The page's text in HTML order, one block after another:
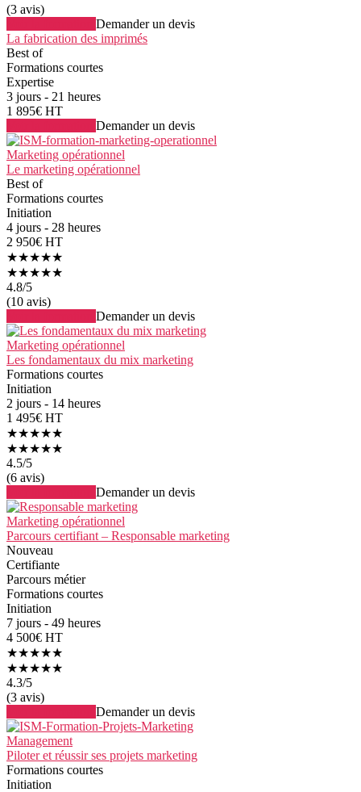
(3 avis)
Demander un devis
La fabrication des imprimés
Best of
Formations courtes
Expertise
3 jours - 21 heures
1 895€ HT
Demander un devis
Marketing opérationnel
Le marketing opérationnel
Best of
Formations courtes
Initiation
4 jours - 28 heures
2 950€ HT
★★★★★
★★★★★
4.8/5
(10 avis)
Demander un devis
Marketing opérationnel
Les fondamentaux du mix marketing
Formations courtes
Initiation
2 jours - 14 heures
1 495€ HT
★★★★★
★★★★★
4.5/5
(6 avis)
Demander un devis
Marketing opérationnel
Parcours certifiant – Responsable marketing
Nouveau
Certifiante
Parcours métier
Formations courtes
Initiation
7 jours - 49 heures
4 500€ HT
★★★★★
★★★★★
4.3/5
(3 avis)
Demander un devis
Management
Piloter et réussir ses projets marketing
Formations courtes
Initiation